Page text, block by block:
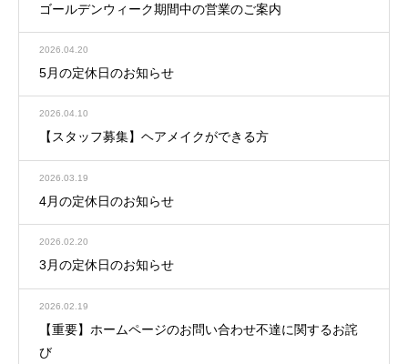
ゴールデンウィーク期間中の営業のご案内
2026.04.20
5月の定休日のお知らせ
2026.04.10
【スタッフ募集】ヘアメイクができる方
2026.03.19
4月の定休日のお知らせ
2026.02.20
3月の定休日のお知らせ
2026.02.19
【重要】ホームページのお問い合わせ不達に関するお詫
び